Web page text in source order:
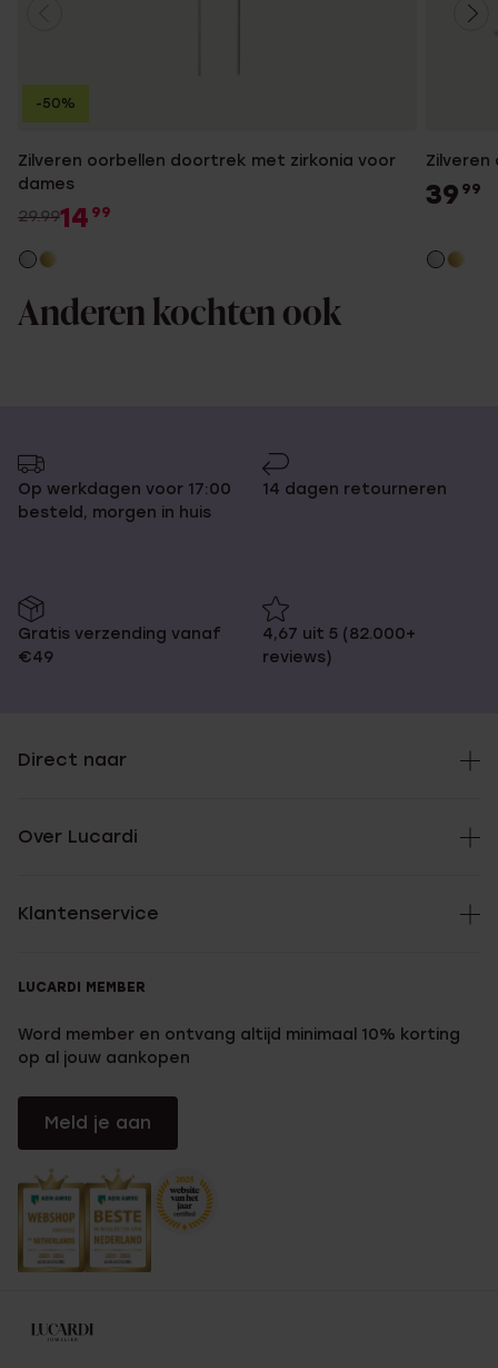
Zilveren oorbellen doortrek met zirkonia voor
dames
29.9914 99
-50%
Zilveren
39 99
Anderen kochten ook
Op werkdagen voor 17:00
besteld, morgen in huis
14 dagen retourneren
Gratis verzending vanaf
€49
4,67 uit 5 (82.000+
reviews)
Direct naar
Over Lucardi
Klantenservice
LUCARDI MEMBER
Word member en ontvang altijd minimaal 10% korting
op al jouw aankopen
Meld je aan